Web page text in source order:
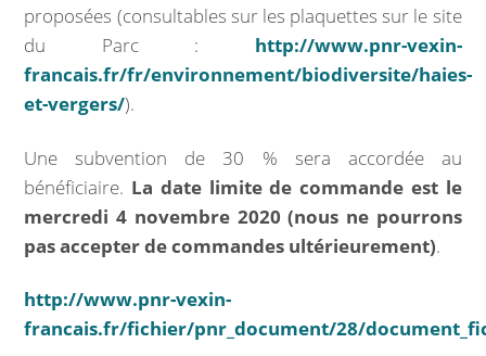
Associations
CCAS
INFOS PRATIQUES
Vos démarches
proposées (consultables sur les plaquettes sur le site
du Parc : http://www.pnr-vexin-
francais.fr/fr/environnement/biodiversite/haies-
et-vergers/).
Une subvention de 30 % sera accordée au
bénéficiaire. La date limite de commande est le
mercredi 4 novembre 2020 (nous ne pourrons
pas accepter de commandes ultérieurement).
http://www.pnr-vexin-
francais.fr/fichier/pnr_document/28/